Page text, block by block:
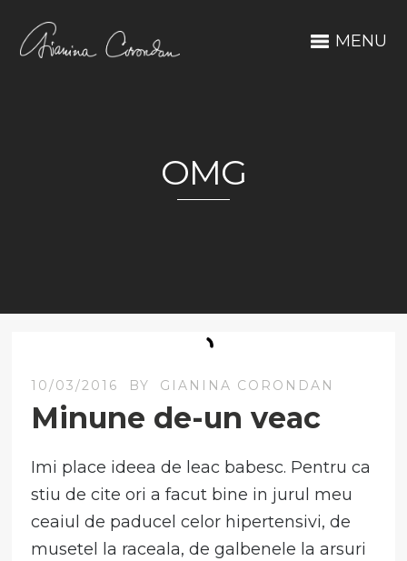
MENU
OMG
10/03/2016 BY GIANINA CORONDAN
Minune de-un veac
Imi place ideea de leac babesc. Pentru ca
stiu de cite ori a facut bine in jurul meu
ceaiul de paducel celor hipertensivi, de
musetel la raceala, de galbenele la arsuri